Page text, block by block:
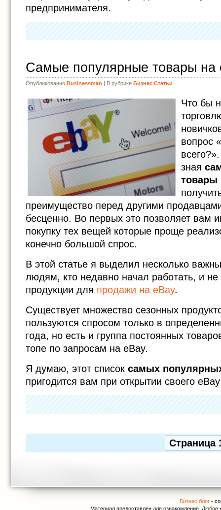
предпринимателя.
Самые популярные товары на
Опубликованно Businessman | В рубрике Бизнес Статьи
Что бы
вопрос
зная
товары
преимущество перед другими
бесценно. Во первых это позволяет вам
покупку тех вещей которые проще
конечно большой спрос.
В этой статье я выделил несколько
людям, кто недавно начал работать, и
продукции для продажи на eBay.
Существует множество сезонных
пользуются спросом только в
года, но есть и группа постоянных
топе по запросам на eBay.
Я думаю, этот список самых
пригодится вам при открытии своего
Страница
Бизнес блог-
Материал предоставлен для ознакомления. Любое